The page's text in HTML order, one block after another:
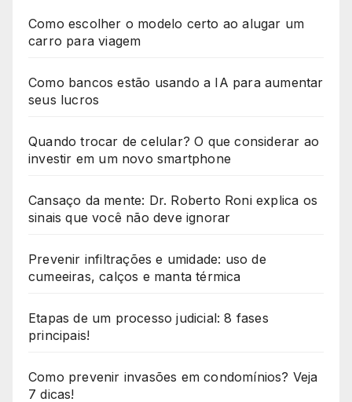
Como escolher o modelo certo ao alugar um
carro para viagem
Como bancos estão usando a IA para aumentar
seus lucros
Quando trocar de celular? O que considerar ao
investir em um novo smartphone
Cansaço da mente: Dr. Roberto Roni explica os
sinais que você não deve ignorar
Prevenir infiltrações e umidade: uso de
cumeeiras, calços e manta térmica
Etapas de um processo judicial: 8 fases
principais!
Como prevenir invasões em condomínios? Veja
7 dicas!